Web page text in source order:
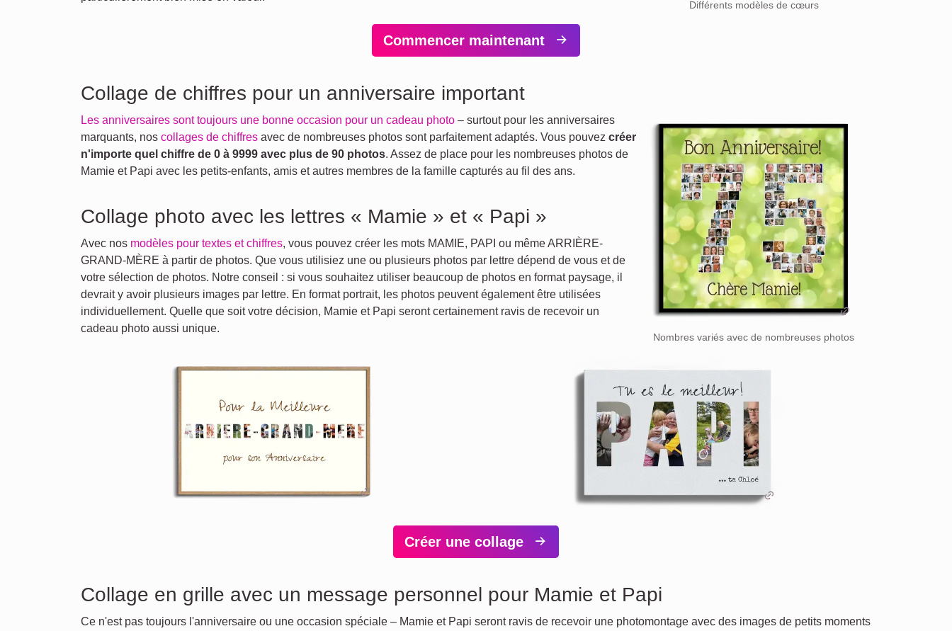
Différents modèles de cœurs
Commencer maintenant
Collage de chiffres pour un anniversaire important
Nombres variés avec de nombreuses photos
Les anniversaires sont toujours une bonne occasion pour un cadeau photo – surtout pour les anniversaires
marquants, nos collages de chiffres avec de nombreuses photos sont parfaitement adaptés. Vous pouvez créer
n'importe quel chiffre de 0 à 9999 avec plus de 90 photos. Assez de place pour les nombreuses photos de
Mamie et Papi avec les petits-enfants, amis et autres membres de la famille capturés au fil des ans.
Collage photo avec les lettres « Mamie » et « Papi »
Avec nos modèles pour textes et chiffres, vous pouvez créer les mots MAMIE, PAPI ou même ARRIÈRE-
GRAND-MÈRE à partir de photos. Que vous utilisiez une ou plusieurs photos par lettre dépend de vous et de
votre sélection de photos. Notre conseil : si vous souhaitez utiliser beaucoup de photos en format paysage, il
devrait y avoir plusieurs images par lettre. En format portrait, les photos peuvent également être utilisées
individuellement. Quelle que soit votre décision, Mamie et Papi seront certainement ravis de recevoir un
cadeau photo aussi unique.
Créer une collage
Collage en grille avec un message personnel pour Mamie et Papi
Ce n'est pas toujours l'anniversaire ou une occasion spéciale – Mamie et Papi seront ravis de recevoir une photomontage avec des images de petits moments